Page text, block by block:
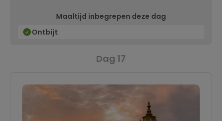
boeddhistisch klooster en verschillende kleine
musea.
Maaltijd inbegrepen deze dag
Ontbijt
Dag 17